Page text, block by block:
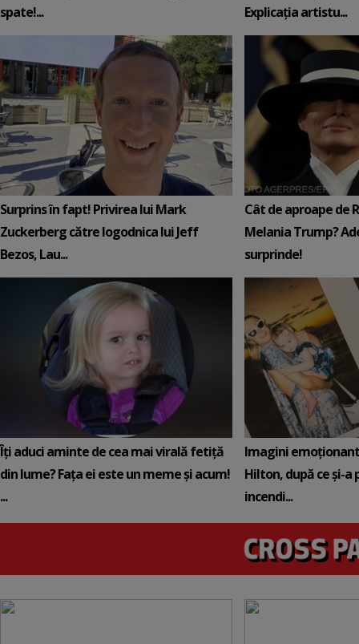
spate!...
Explicația artistu...
Surprins în fapt! Privirea lui Mark
Zuckerberg către logodnica lui Jeff
Bezos, Lau...
Cât de aproape de
Melania Trump?
surprinde!
Îți aduci aminte de cea mai virală fetiță
din lume? Fața ei este un meme și acum!
...
Imagini
Hilton, după ce și-a
incendi...